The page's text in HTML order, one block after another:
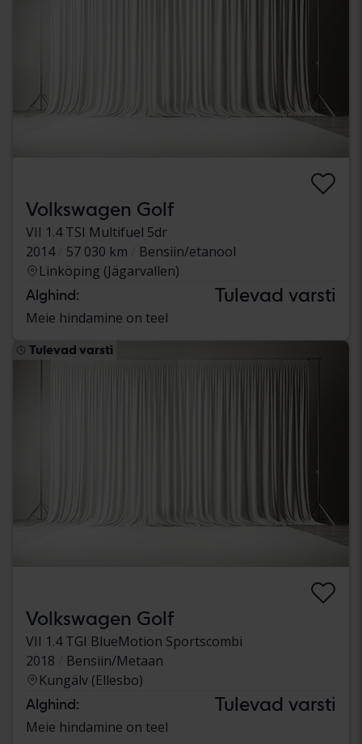
Volkswagen Golf
VII 1.4 TSI Multifuel 5dr
2014
57 030 km
Bensiin/etanool
Linköping (Jägarvallen)
Alghind: Tulevad varsti
Meie hindamine on teel
Tulevad varsti
Volkswagen Golf
VII 1.4 TGI BlueMotion Sportscombi
2018
Bensiin/Metaan
Kungälv (Ellesbo)
Alghind: Tulevad varsti
Meie hindamine on teel